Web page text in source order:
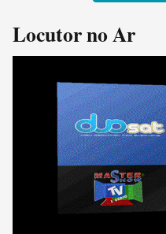
Locutor no Ar